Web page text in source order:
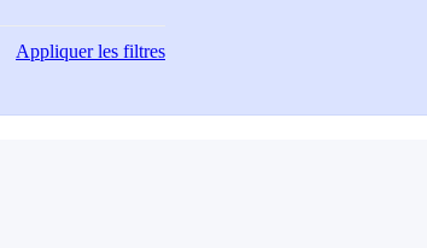
Appliquerles filtres